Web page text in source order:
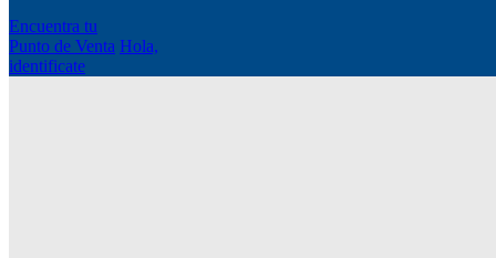
Encuentra tu
Punto de Venta Hola,
identificate